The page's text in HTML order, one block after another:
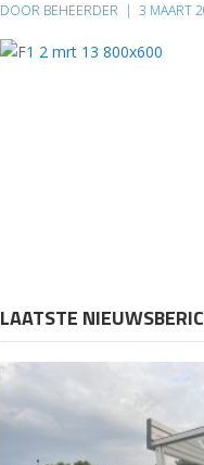
DOOR BEHEERDER | 3 MAART
LAATSTE